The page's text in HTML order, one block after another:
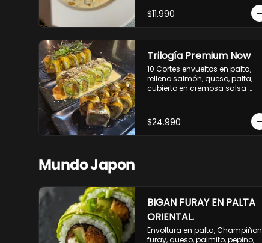
$11.990
Trilogía Premium Now
10 Cortes envueltos en palta,
relleno salmón, queso, palta,
cubierto en cremosa salsa
crema, relleno de pollo
apanado y palta, cubierto con
salmón.
$24.990
Mundo Japon
BIGAN FURAY EN PALTA
ORIENTAL.
Envoltura en palta, Champiñon
furay, queso, palmito, pepino,